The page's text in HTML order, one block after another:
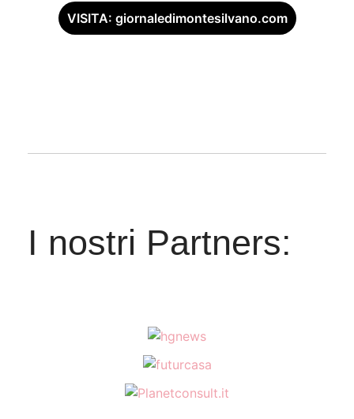
VISITA: giornaledimontesilvano.com
I nostri Partners: